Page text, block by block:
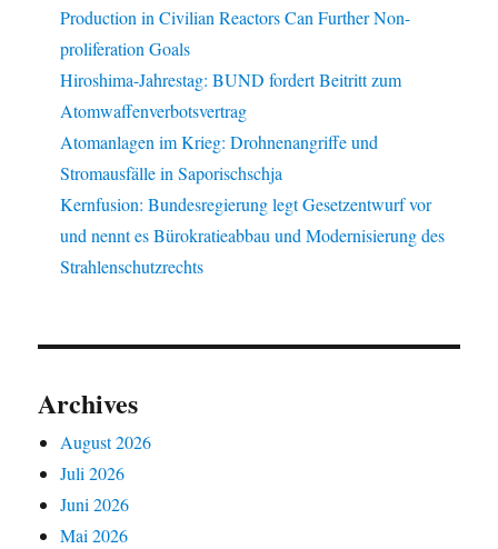
Production in Civilian Reactors Can Further Non-
proliferation Goals
Hiroshima-Jahrestag: BUND fordert Beitritt zum
Atomwaffenverbotsvertrag
Atomanlagen im Krieg: Drohnenangriffe und
Stromausfälle in Saporischschja
Kernfusion: Bundesregierung legt Gesetzentwurf vor
und nennt es Bürokratieabbau und Modernisierung des
Strahlenschutzrechts
Archives
August 2026
Juli 2026
Juni 2026
Mai 2026